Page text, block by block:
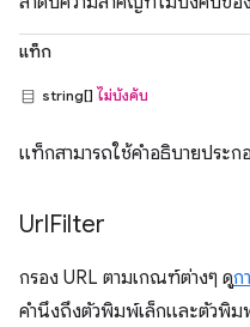
แท็ก
string[] ไม่บังคับ
แท็กสามารถใช้คำอธิบายประ
UrlFilter
กรอง URL ตามเกณฑ์ต่างๆ ดูก
คำนึงถึงตัวพิมพ์เล็กและตัวพิ